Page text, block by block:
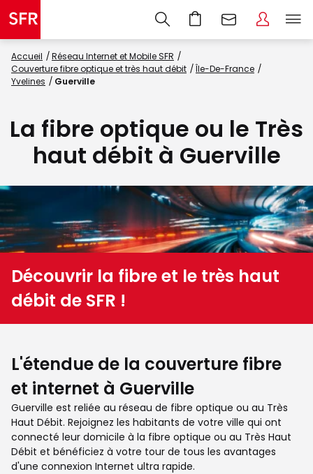
Accueil
Réseau Internet et Mobile SFR
Couverture fibre optique et très haut débit
Île-De-France
Yvelines
Guerville
La fibre optique ou le Très
haut débit à Guerville
Découvrir la fibre et le très haut
débit de SFR !
L'étendue de la couverture fibre
et internet à Guerville
Guerville est reliée au réseau de fibre optique ou au Très
Haut Débit. Rejoignez les habitants de votre ville qui ont
connecté leur domicile à la fibre optique ou au Très Haut
Débit et bénéficiez à votre tour de tous les avantages
d'une connexion Internet ultra rapide.